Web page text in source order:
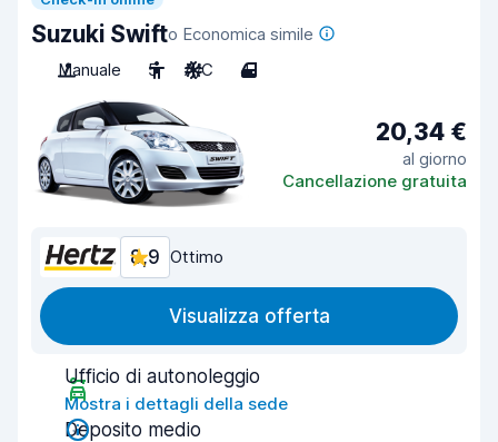
Suzuki Swifto Economica simile
Manuale
5 A/C 4
20,34 €
al giorno
Cancellazione gratuita
8,9 Ottimo
Visualizza offerta
Ufficio di autonoleggio
Mostra i dettagli della sede
Deposito medio